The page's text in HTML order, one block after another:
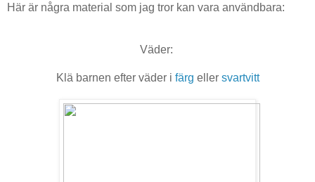
Här är några material som jag tror kan vara användbara:
Väder:
Klä barnen efter väder i färg eller svartvitt